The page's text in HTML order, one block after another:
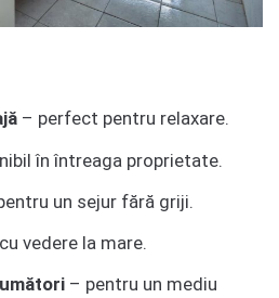
– perfect pentru relaxare.
în întreaga proprietate.
un sejur fără griji.
vedere la mare.
– pentru un mediu